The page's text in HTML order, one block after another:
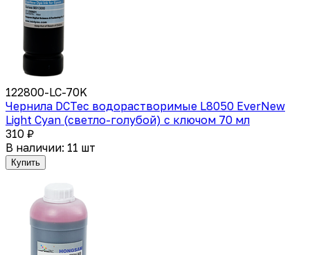
122800-LC-70K
Чернила DCTec водорастворимые L8050 EverNew
Light Cyan (светло-голубой) с ключом 70 мл
310 ₽
В наличии: 11 шт
Купить